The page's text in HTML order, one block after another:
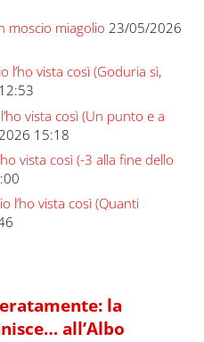
moscio miagolio 23/05/2026
l’ho vista così (Goduria sì,
vista così (Un punto e a
15:18
vista così (-3 alla fine dello
l’ho vista così (Quanti
la
all’Albo